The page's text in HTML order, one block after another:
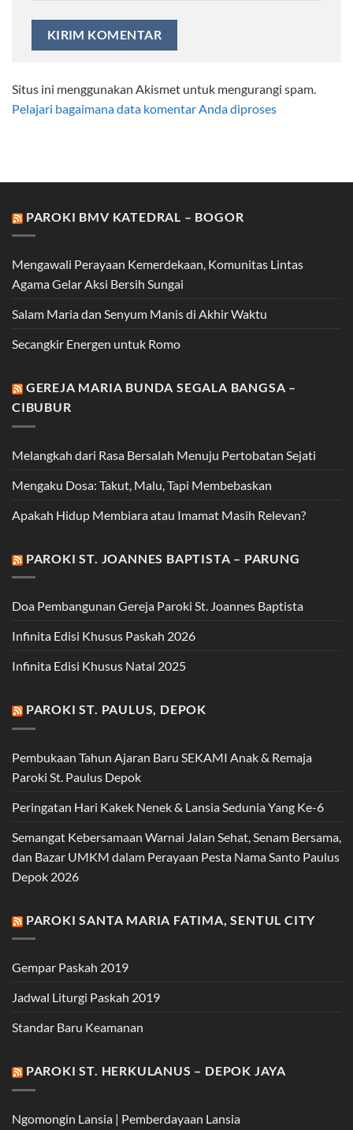
Situs ini menggunakan Akismet untuk mengurangi spam.
Pelajari bagaimana data komentar Anda diproses
PAROKI BMV KATEDRAL – BOGOR
Mengawali Perayaan Kemerdekaan, Komunitas Lintas
Agama Gelar Aksi Bersih Sungai
Salam Maria dan Senyum Manis di Akhir Waktu
Secangkir Energen untuk Romo
GEREJA MARIA BUNDA SEGALA BANGSA –
CIBUBUR
Melangkah dari Rasa Bersalah Menuju Pertobatan Sejati
Mengaku Dosa: Takut, Malu, Tapi Membebaskan
Apakah Hidup Membiara atau Imamat Masih Relevan?
PAROKI ST. JOANNES BAPTISTA – PARUNG
Doa Pembangunan Gereja Paroki St. Joannes Baptista
Infinita Edisi Khusus Paskah 2026
Infinita Edisi Khusus Natal 2025
PAROKI ST. PAULUS, DEPOK
Pembukaan Tahun Ajaran Baru SEKAMI Anak & Remaja
Paroki St. Paulus Depok
Peringatan Hari Kakek Nenek & Lansia Sedunia Yang Ke-6
Semangat Kebersamaan Warnai Jalan Sehat, Senam Bersama,
dan Bazar UMKM dalam Perayaan Pesta Nama Santo Paulus
Depok 2026
PAROKI SANTA MARIA FATIMA, SENTUL CITY
Gempar Paskah 2019
Jadwal Liturgi Paskah 2019
Standar Baru Keamanan
PAROKI ST. HERKULANUS – DEPOK JAYA
Ngomongin Lansia | Pemberdayaan Lansia